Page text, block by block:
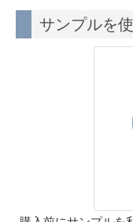
サンプルを